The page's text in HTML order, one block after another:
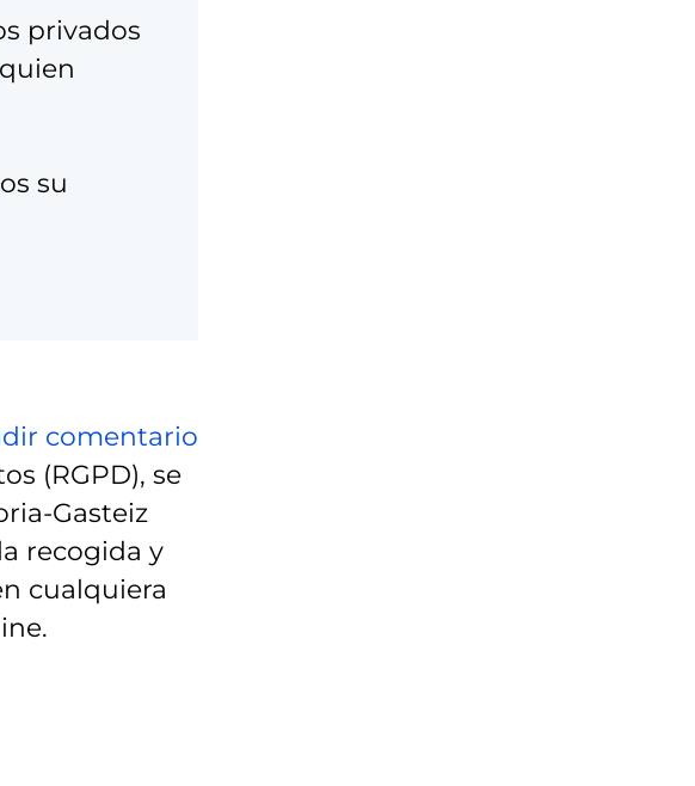
privados
su
comentario
(RGPD), se
Gasteiz
recogida y
cualquiera